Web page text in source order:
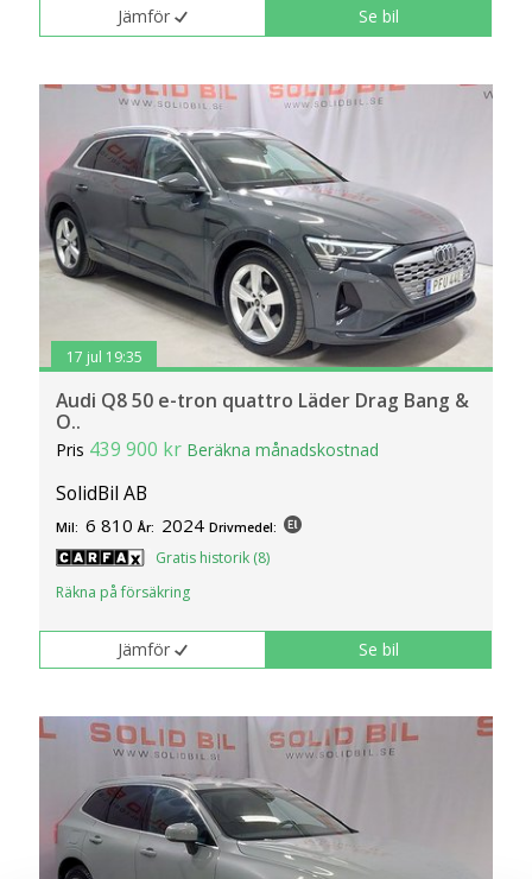
Jämför Se bil
17 jul 19:35
Audi Q8 50 e-tron quattro Läder Drag Bang &
O..
Pris 439 900 kr Beräkna månadskostnad
SolidBil AB
Mil: 6 810 År: 2024 Drivmedel:
Gratis historik (8)
Räkna på försäkring
Jämför Se bil